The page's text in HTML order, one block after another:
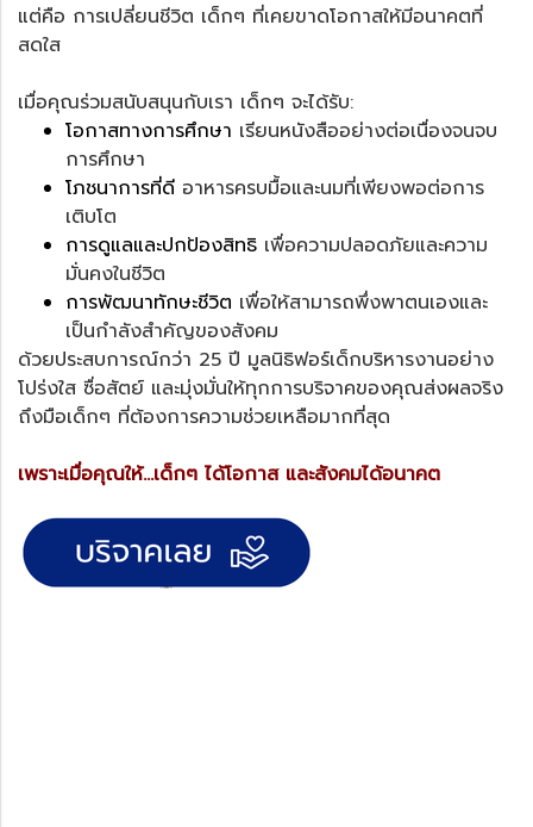
แต่คือ การเปลี่ยนชีวิต เด็กๆ ที่เคยขาดโอกาสให้มีอนาคตที่
สดใส
เมื่อคุณร่วมสนับสนุนกับเรา เด็กๆ จะได้รับ:
โอกาสทางการศึกษา เรียนหนังสืออย่างต่อเนื่องจนจบ
การศึกษา
โภชนาการที่ดี อาหารครบมื้อและนมที่เพียงพอต่อการ
เติบโต
การดูแลและปกป้องสิทธิ เพื่อความปลอดภัยและความ
มั่นคงในชีวิต
การพัฒนาทักษะชีวิต เพื่อให้สามารถพึ่งพาตนเองและ
เป็นกำลังสำคัญของสังคม
ด้วยประสบการณ์กว่า 25 ปี มูลนิธิฟอร์เด็กบริหารงานอย่าง
โปร่งใส ซื่อสัตย์ และมุ่งมั่นให้ทุกการบริจาคของคุณส่งผลจริง
ถึงมือเด็กๆ ที่ต้องการความช่วยเหลือมากที่สุด
เพราะเมื่อคุณให้…เด็กๆ ได้โอกาส และสังคมได้อนาคต